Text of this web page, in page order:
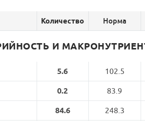
Количество Норма
И
5.6 102.5
0.2 83.9
84.6 248.3